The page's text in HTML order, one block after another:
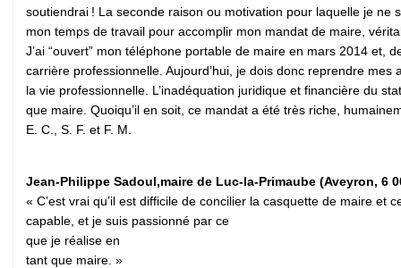
soutiendrai ! La seconde raison ou motivation pour laquelle je
mon temps de travail pour accomplir mon mandat de maire,
J’ai “ouvert” mon téléphone portable de maire en mars 2014
carrière professionnelle. Aujourd’hui, je dois donc reprendre
la vie professionnelle. L’inadéquation juridique et financière du
que maire. Quoiqu’il en soit, ce mandat a été très riche,
E. C., S. F. et F. M.
Jean-Philippe Sadoul,maire de Luc-la-Primaube (Aveyron, 6
« C’est vrai qu’il est difficile de concilier la casquette de maire et
capable, et je suis passionné par ce
que je réalise en
tant que maire. »